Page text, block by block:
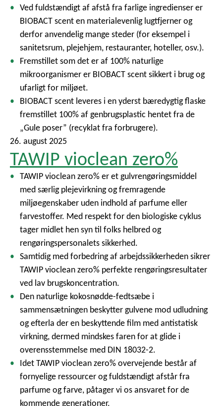
Ved fuldstændigt af afstå fra farlige ingredienser er
BIOBACT scent en materialevenlig lugtfjerner og
derfor anvendelig mange steder (for eksempel i
sanitetsrum, plejehjem, restauranter, hoteller, osv.).
Fremstillet som det er af 100% naturlige
mikroorganismer er BIOBACT scent sikkert i brug og
ufarligt for miljøet.
BIOBACT scent leveres i en yderst bæredygtig flaske
fremstillet 100% af genbrugsplastic hentet fra de
„Gule poser” (recyklat fra forbrugere).
26. august 2025
TAWIP vioclean zero%
TAWIP vioclean zero% er et gulvrengøringsmiddel
med særlig plejevirkning og fremragende
miljøegenskaber uden indhold af parfume eller
farvestoffer. Med respekt for den biologiske cyklus
tager midlet hen syn til folks helbred og
rengøringspersonalets sikkerhed.
Samtidig med forbedring af arbejdssikkerheden sikrer
TAWIP vioclean zero% perfekte rengøringsresultater
ved lav brugskoncentration.
Den naturlige kokosnødde-fedtsæbe i
sammensætningen beskytter gulvene mod udludning
og efterla der en beskyttende film med antistatisk
virkning, dermed mindskes faren for at glide i
overensstemmelse med DIN 18032-2.
Idet TAWIP vioclean zero% overvejende består af
fornyelige ressourcer og fuldstændigt afstår fra
parfume og farve, påtager vi os ansvaret for de
kommende generationer.